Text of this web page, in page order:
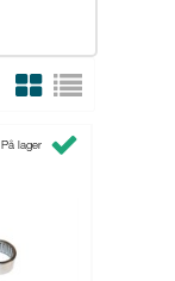
På lager